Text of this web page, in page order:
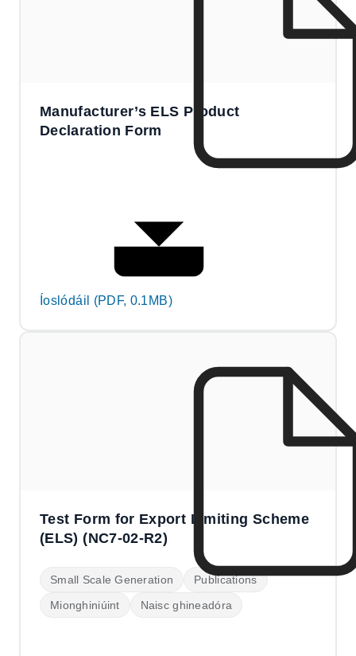
Manufacturer’s ELS Product
Declaration Form
Íoslódáil (PDF, 0.1MB)
Test Form for Export Limiting Scheme
(ELS) (NC7-02-R2)
Small Scale Generation
Publications
Mionghiniúint
Naisc ghineadóra